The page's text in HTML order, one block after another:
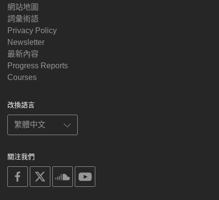
網站地圖
詞彙術語
Privacy Policy
Newsletter
最新內容
Progress Reports
Courses
改換語言
關注我們
on
facebook
soundcloud